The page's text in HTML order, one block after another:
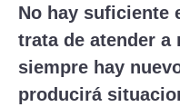
No hay suficiente
trata de atender a
siempre hay
producirá